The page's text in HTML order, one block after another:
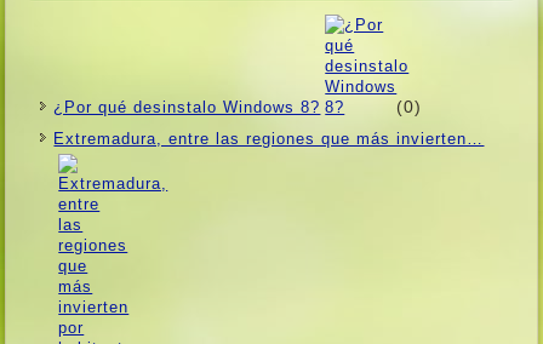
¿Por qué desinstalo Windows 8? (0)
Extremadura, entre las regiones que más invierten…